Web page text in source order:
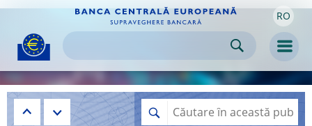
navigation
Skip to
content RO